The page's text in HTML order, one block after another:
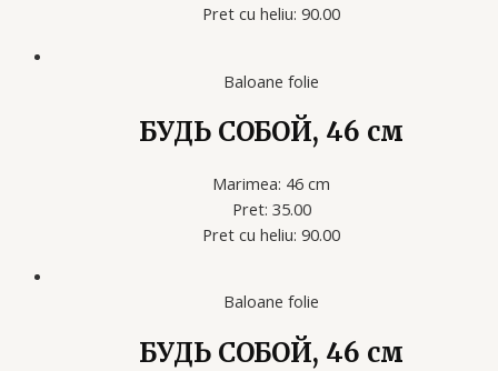
Pret cu heliu: 90.00
Baloane folie
БУДЬ СОБОЙ, 46 см
Marimea: 46 cm
Pret: 35.00
Pret cu heliu: 90.00
Baloane folie
БУДЬ СОБОЙ, 46 см